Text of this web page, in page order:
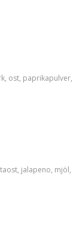
, ost, paprikapulver,
, jalapeno, mjöl,